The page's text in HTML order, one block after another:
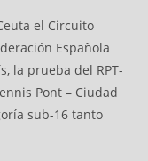
el Circuito
Española
la prueba del RPT-
Pont – Ciudad
sub-16 tanto